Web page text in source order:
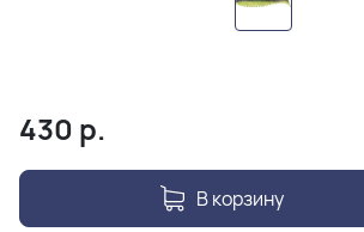
430 р.
В корзину